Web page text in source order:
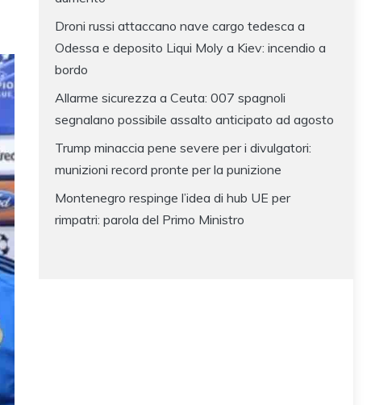
Droni russi attaccano nave cargo tedesca a
Odessa e deposito Liqui Moly a Kiev: incendio a
bordo
Allarme sicurezza a Ceuta: 007 spagnoli
segnalano possibile assalto anticipato ad agosto
Trump minaccia pene severe per i divulgatori:
munizioni record pronte per la punizione
Montenegro respinge l’idea di hub UE per
rimpatri: parola del Primo Ministro